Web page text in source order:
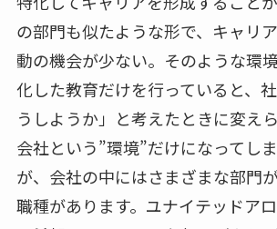
の部門も似たような形で、キャリ
動の機会が少ない。そのような環
化した教育だけを行っていると、
うしようか」と考えたときに変え
会社という”環境”だけになってし
が、会社の中にはさまざまな部門
職種があります。ユナイテッドア